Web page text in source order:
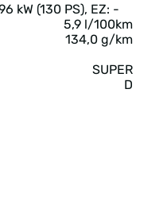
kW (130 PS), EZ: -
5,9 l/100km
134,0 g/km
SUPER
D